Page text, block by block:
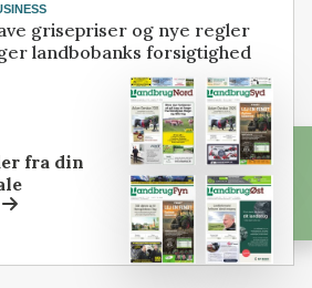
grisepriser og nye regler
landbobanks forsigtighed
fra din